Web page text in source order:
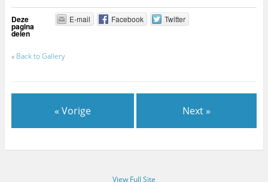
Deze
pagina
delen
E-mail Facebook Twitter
« Back to Gallery
« Vorige Next »
View Full Site